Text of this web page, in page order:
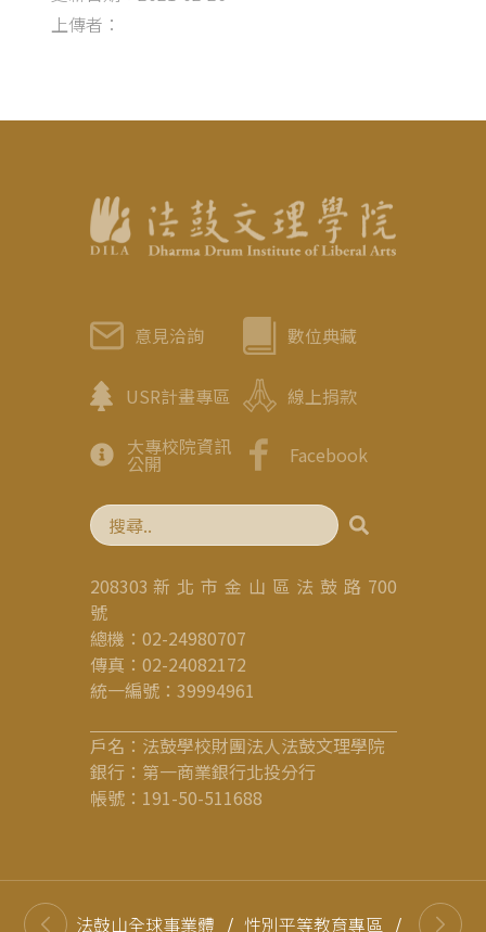
上傳者：
意見洽詢 數位典藏
USR計畫專區
線上捐款
大專校院資訊
公開 Facebook
208303 新 北 市 金 山 區 法 鼓 路 700
號
總機：02-24980707
傳真：02-24082172
統一編號：39994961
戶名：法鼓學校財團法人法鼓文理學院
銀行：第一商業銀行北投分行
帳號：191-50-511688
法鼓山全球事業體 / 性別平等教育專區 / 高等教